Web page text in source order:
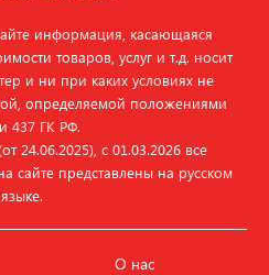
информация, касающаяся
товаров, услуг и т.д. носит
и ни при каких условиях не
определяемой положениями
437 ГК РФ.
24.06.2025), с 01.03.2026 все
сайте представлены на русском
языке.
О нас